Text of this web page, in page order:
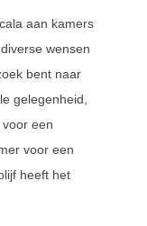
aan kamers
wensen
bent naar
gelegenheid,
een
voor een
heeft het